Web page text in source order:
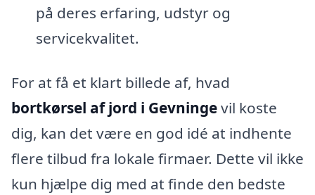
på deres erfaring, udstyr og
servicekvalitet.
For at få et klart billede af, hvad
bortkørsel af jord i Gevningevil koste
dig, kan det være en god idé at indhente
flere tilbud fra lokale firmaer. Dette vil ikke
kun hjælpe dig med at finde den bedste